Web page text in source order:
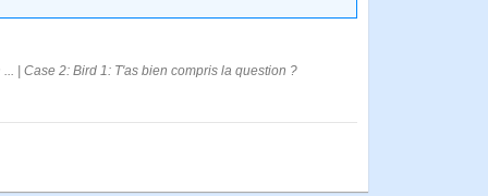
| Case 2: Bird 1: T'as bien compris la question ?